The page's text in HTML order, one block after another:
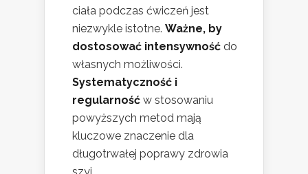
ciała podczas ćwiczeń jest
niezwykle istotne. Ważne, by
dostosować intensywność do
własnych możliwości.
Systematyczność i
regularność w stosowaniu
powyższych metod mają
kluczowe znaczenie dla
długotrwałej poprawy zdrowia